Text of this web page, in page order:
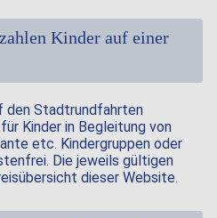
Kinder auf einer
den Stadtrundfahrten
Kinder in Begleitung von
etc. Kindergruppen oder
Die jeweils gültigen
dieser Website.